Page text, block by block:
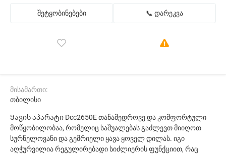
შეტყობინებები 📞 დარეკვა
მისამართი:
თბილისი
Ყავის აპარატი Dcc2650E თანამედროვე და კომფორტული
მოწყობილობაა, რომელიც საშუალებას გაძლევთ მიიღოთ
სურნელოვანი და გემრიელი ყავა ყოველ დილას. იგი
აღჭურვილია რეგულირებადი სიძლიერის ფუნქციით, რაც